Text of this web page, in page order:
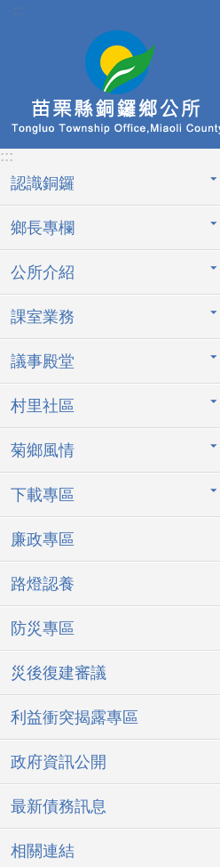
跳到主要內容區塊
:::
:::
認識銅鑼
鄉長專欄
公所介紹
課室業務
議事殿堂
村里社區
菊鄉風情
下載專區
廉政專區
路燈認養
防災專區
災後復建審議
利益衝突揭露專區
政府資訊公開
最新債務訊息
相關連結